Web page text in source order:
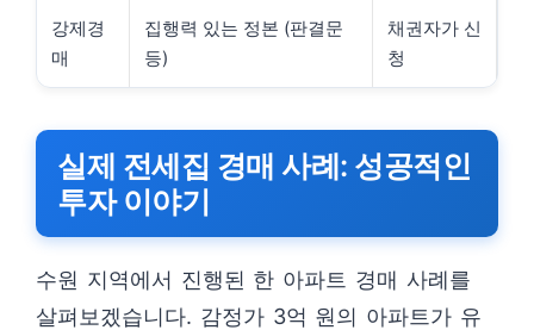
강제경
매
집행력 있는 정본 (판결문
등)
채권자가 신
청
실제 전세집 경매 사례: 성공적인
투자 이야기
수원 지역에서 진행된 한 아파트 경매 사례를
살펴보겠습니다. 감정가 3억 원의 아파트가 유